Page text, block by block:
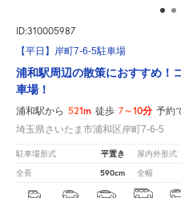
ID:310005987
【平日】岸町7-6-5駐車場
浦和駅周辺の散策におすすめ！
車場！
浦和駅から 521m 徒歩 7～10分 予約
埼玉県さいたま市浦和区岸町7-6-5
駐車場形式 平置き 屋内外形式
全長 590cm 全幅